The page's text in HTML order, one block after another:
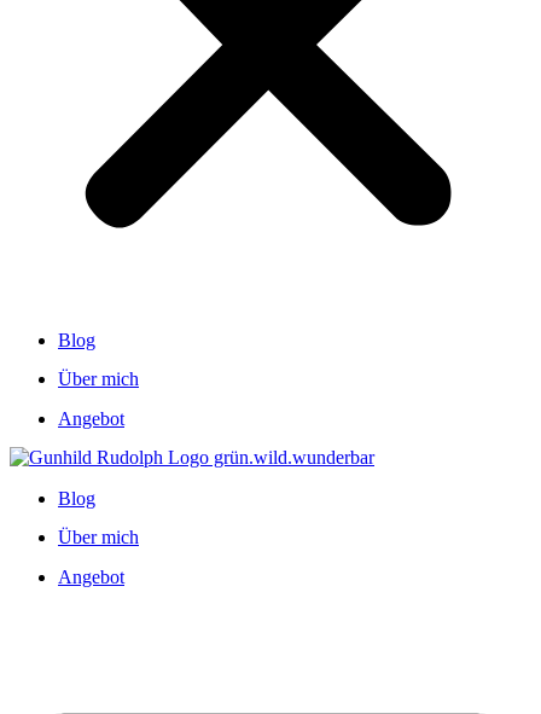
Blog
Über mich
Angebot
Blog
Über mich
Angebot